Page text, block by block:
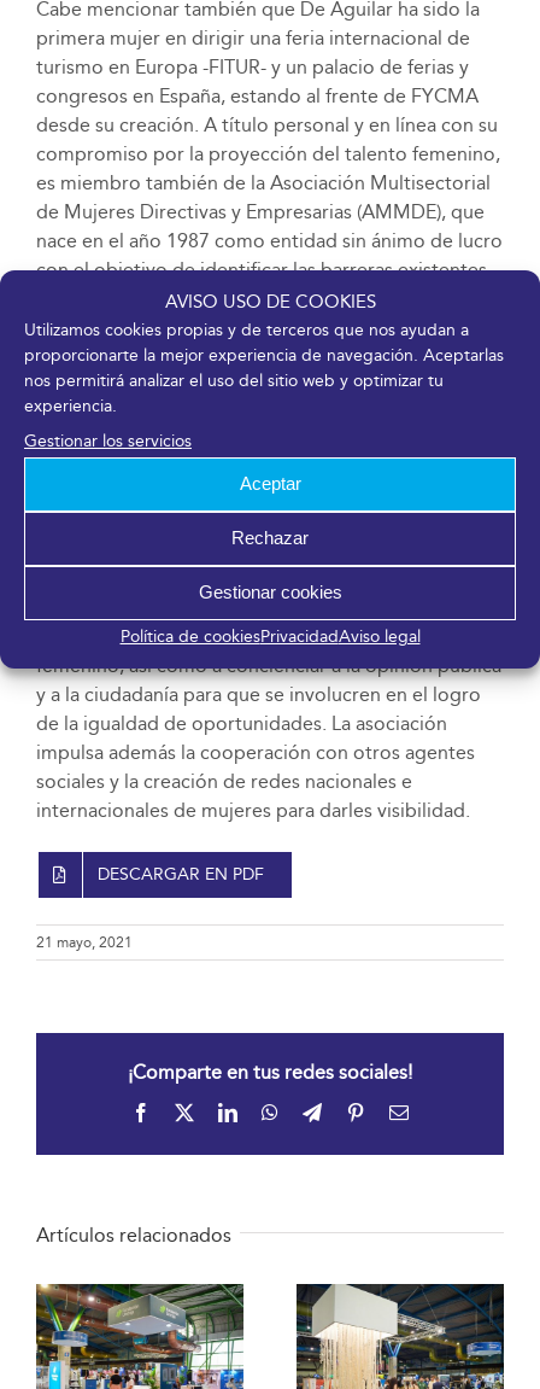
AVISO USO DE COOKIES
Utilizamos cookies propias y de terceros que nos ayudan a
proporcionarte la mejor experiencia de navegación. Aceptarlas
nos permitirá analizar el uso del sitio web y optimizar tu
experiencia.
Gestionar los servicios
Aceptar
Rechazar
Gestionar cookies
Política de cookiesPrivacidadAviso legal
Cabe mencionar también que De Aguilar ha sido la
primera mujer en dirigir una feria internacional de
turismo en Europa -FITUR- y un palacio de ferias y
congresos en España, estando al frente de FYCMA
desde su creación. A título personal y en línea con su
compromiso por la proyección del talento femenino,
es miembro también de la Asociación Multisectorial
de Mujeres Directivas y Empresarias (AMMDE), que
nace en el año 1987 como entidad sin ánimo de lucro
con el objetivo de identificar las barreras existentes
para el acceso de las mujeres a cargos directivos y a
puestos de decisión.
Impulso de la igualdad
Mujeres para el Diálogo y la Educación (MDE) es una
asociación independiente que nace para fortalecer a
la mujer a través de la educación, defender sus
promocionar el acercamiento a diferentes culturas.
que sean referentes impulsando así el liderazgo
femenino, así como a concienciar a la opinión pública
y a la ciudadanía para que se involucren en el logro
de la igualdad de oportunidades. La asociación
impulsa además la cooperación con otros agentes
sociales y la creación de redes nacionales e
internacionales de mujeres para darles visibilidad.
DESCARGAR EN PDF
21 mayo, 2021
¡Comparte en tus redes sociales!
Facebook LinkedInWhatsApp
TelegramPinterestCorreo
Artículos relacionados